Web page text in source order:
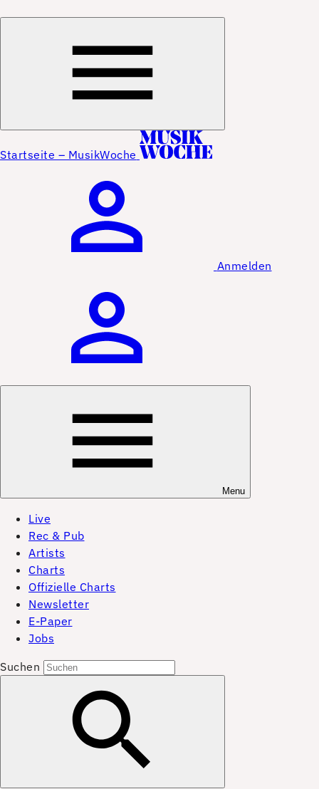
Startseite – MusikWoche
Anmelden
Menu
Live
Rec & Pub
Artists
Charts
Offizielle Charts
Newsletter
E-Paper
Jobs
Suchen